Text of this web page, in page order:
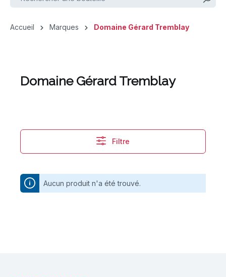
Accueil Marques Domaine Gérard Tremblay
Domaine Gérard Tremblay
Filtre
Aucun produit n'a été trouvé.